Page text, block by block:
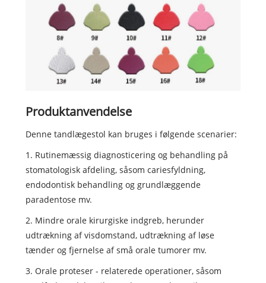
Produktanvendelse
Denne tandlægestol kan bruges i følgende scenarier:
1. Rutinemæssig diagnosticering og behandling på
stomatologisk afdeling, såsom cariesfyldning,
endodontisk behandling og grundlæggende
paradentose mv.
2. Mindre orale kirurgiske indgreb, herunder
udtrækning af visdomstand, udtrækning af løse
tænder og fjernelse af små orale tumorer mv.
3. Orale proteser - relaterede operationer, såsom